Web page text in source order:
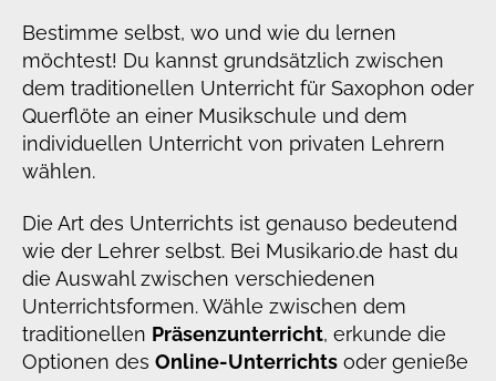
Bestimme selbst, wo und wie du lernen
möchtest! Du kannst grundsätzlich zwischen
dem traditionellen Unterricht für Saxophon oder
Querflöte an einer Musikschule und dem
individuellen Unterricht von privaten Lehrern
wählen.
Die Art des Unterrichts ist genauso bedeutend
wie der Lehrer selbst. Bei Musikario.de hast du
die Auswahl zwischen verschiedenen
Unterrichtsformen. Wähle zwischen dem
traditionellen Präsenzunterricht, erkunde die
Optionen des Online-Unterrichts oder genieße